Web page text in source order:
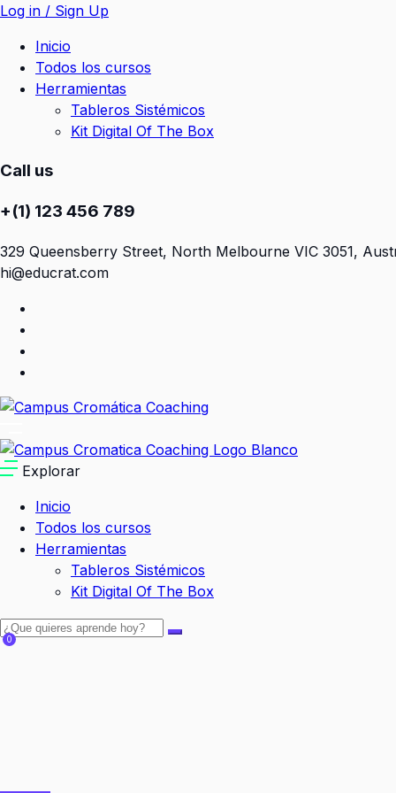
Log in / Sign Up
Inicio
Todos los cursos
Herramientas
Tableros Sistémicos
Kit Digital Of The Box
Call us
+(1) 123 456 789
329 Queensberry Street, North Melbourne VIC 3051,
hi@educrat.com
Explorar
Inicio
Todos los cursos
Herramientas
Tableros Sistémicos
Kit Digital Of The Box
0